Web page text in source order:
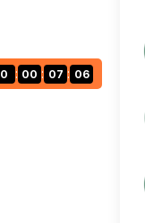
0 : 00 : 07 : 05